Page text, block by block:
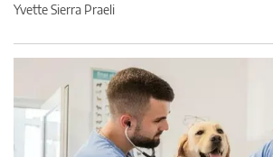
Yvette Sierra Praeli